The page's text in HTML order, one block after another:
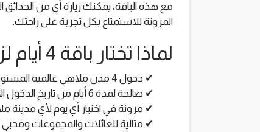
مع هذه الباقة، يمكنك زيارة أي من الحدائق
المرونة للاستمتاع بكل تجربة على راحتك.
لماذا تختار باقة 4 أيام لزيارة جزيرة ياس؟
✔ دخول 4 مدن ملاهي عالمية المستوى بتذكرة واحدة مميزة
✔ صالحة لمدة 6 أيام من تاريخ الدخول الأول
✔ مرونة في اختيار أي يوم لأي مدينة
✔ مثالية للعائلات والمجموعات ومحبي